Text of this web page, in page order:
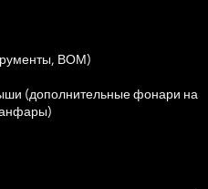
ВОМ)
(дополнительные фонари на
оранжевые)